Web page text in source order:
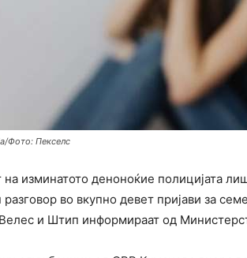
Фото: Пекселс
на изминатото деноноќие полицијата
во вкупно девет пријави за
и Штип информираат од